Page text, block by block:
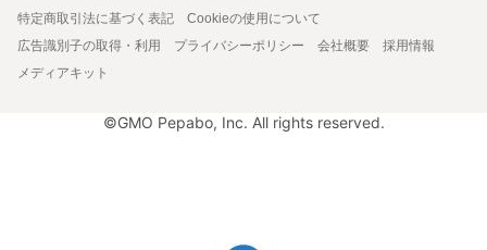
特定商取引法に基づく表記
Cookieの使用について
広告識別子の取得・利用
プライバシーポリシー 会社概要
採用情報
メディアキット
©GMO Pepabo, Inc. All rights reserved.